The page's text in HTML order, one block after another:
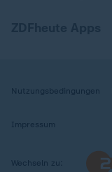
Nutzungsbedingungen
Impressum
Wechseln zu: